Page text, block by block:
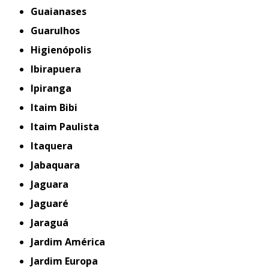
Guaianases
Guarulhos
Higienópolis
Ibirapuera
Ipiranga
Itaim Bibi
Itaim Paulista
Itaquera
Jabaquara
Jaguara
Jaguaré
Jaraguá
Jardim América
Jardim Europa